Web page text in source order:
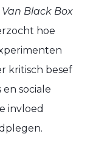
Van Black Box
hoe
kritisch besef
sociale
invloed
.